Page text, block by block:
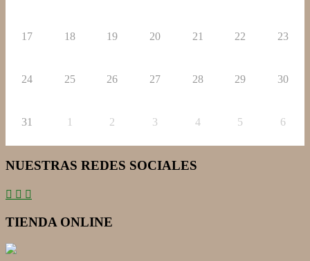
17 18 19 20 21 22 23
24 25 26 27 28 29 30
31 1 2 3 4 5 6
NUESTRAS REDES SOCIALES
TIENDA ONLINE